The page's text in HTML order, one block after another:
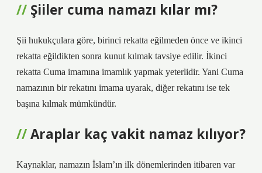
Şiiler cuma namazı kılar mı?
Şii hukukçulara göre, birinci rekatta eğilmeden önce ve ikinci
rekatta eğildikten sonra kunut kılmak tavsiye edilir. İkinci
rekatta Cuma imamına imamlık yapmak yeterlidir. Yani Cuma
namazının bir rekatını imama uyarak, diğer rekatını ise tek
başına kılmak mümkündür.
Araplar kaç vakit namaz kılıyor?
Kaynaklar, namazın İslam’ın ilk dönemlerinden itibaren var